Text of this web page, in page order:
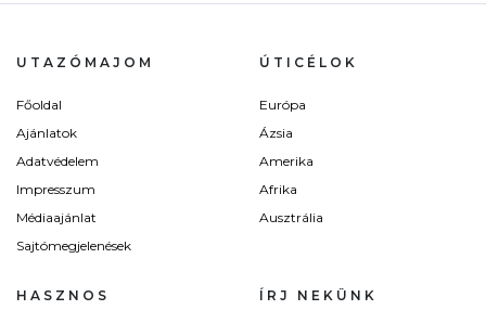
UTAZÓMAJOM
Főoldal
Ajánlatok
Adatvédelem
Impresszum
Médiaajánlat
Sajtómegjelenések
ÚTICÉLOK
Európa
Ázsia
Amerika
Afrika
Ausztrália
HASZNOS ÍRJ NEKÜNK